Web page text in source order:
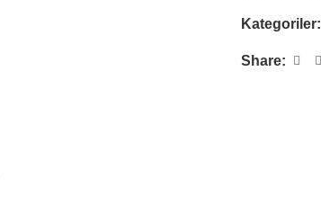
Kategoriler:
Share: